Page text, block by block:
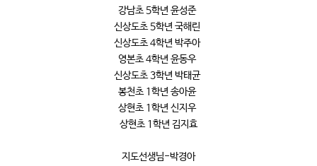
강남초 5학년 윤성준
신상도초 5학년 국해린
신상도초 4학년 박주아
영본초 4학년 윤동우
신상도초 3학년 박태균
봉천초 1학년 송아윤
상현초 1학년 신지우
상현초 1학년 김지효
지도선생님-박경아